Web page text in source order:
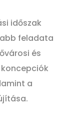
időszak
feladata
és
a